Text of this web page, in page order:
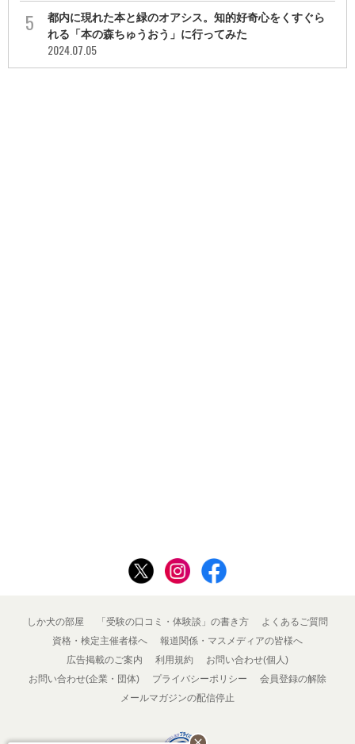
都内に現れた本と緑のオアシス。知的好奇心をくすぐら
れる「本の森ちゅうおう」に行ってみた
2024.07.05
しか犬の部屋 「受験の口コミ・体験談」の書き方
よくあるご質問
資格・検定主催者様へ
報道関係・マスメディアの皆様へ
広告掲載のご案内
利用規約
お問い合わせ(個人)
お問い合わせ(企業・団体)
プライバシーポリシー
会員登録の解除
メールマガジンの配信停止